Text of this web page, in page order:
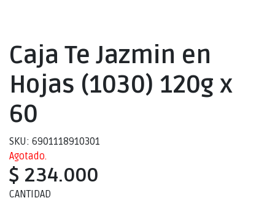
Caja Te Jazmin en
Hojas (1030) 120g x
60
SKU: 6901118910301
Agotado.
$ 234.000
CANTIDAD